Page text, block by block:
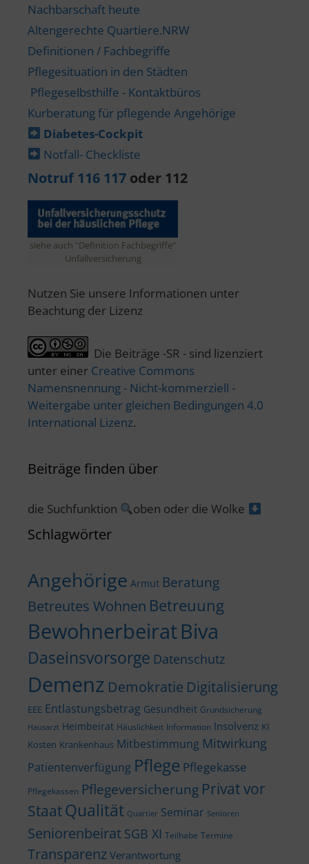
Nachbarschaft heute
Altengerechte Quartiere.NRW
Definitionen / Fachbegriffe
Pflegesituation in den Städten
Pflegeselbsthilfe - Kontaktbüros
Kurberatung für pflegende Angehörige
Diabetes-​Cockpit
Notfall- Checkliste
Notruf 116 117 oder 112
siehe auch "Definition Fachbegriffe"
Unfallversicherung
Nutzen Sie unsere Informationen unter
Beachtung der Lizenz
Die Beiträge -SR - sind lizenziert
unter einer Creative Commons
Namensnennung - Nicht-kommerziell -
Weitergabe unter gleichen Bedingungen 4.0
International Lizenz.
Beiträge finden über
die Suchfunktion oben oder die Wolke
Schlagwörter
Angehörige Armut Beratung
Betreutes Wohnen Betreuung
BewohnerbeiratBiva
Daseinsvorsorge Datenschutz
Demenz Demokratie Digitalisierung
EEE Entlastungsbetrag Gesundheit Grundsicherung
Hausarzt Heimbeirat Häuslichkeit Information Insolvenz KI
Kosten Krankenhaus Mitbestimmung Mitwirkung
Patientenverfügung Pflege Pflegekasse
Pflegekassen Pflegeversicherung Privat vor
StaatQualität Quartier Seminar Senioren
Seniorenbeirat SGB XI Teilhabe Termine
Transparenz Verantwortung